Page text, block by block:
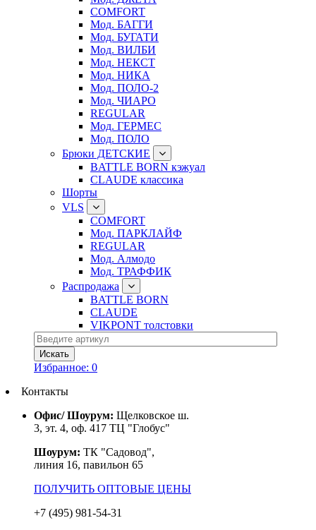
COMFORT
Мод. БАГГИ
Мод. БУГАТИ
Мод. ВИЛБИ
Мод. НЕКСТ
Мод. НИКА
Мод. ПОЛО-2
Мод. ЧИАРО
REGULAR
Мод. ГЕРМЕС
Мод. ПОЛО
Брюки ДЕТСКИЕ
BATTLE BORN кэжуал
CLAUDE классика
Шорты
VLS
COMFORT
Мод. ПАРКЛАЙФ
REGULAR
Мод. Алмодо
Мод. ТРАФФИК
Распродажа
BATTLE BORN
CLAUDE
VIKPONT толстовки
Избранное: 0
Контакты
Офис/ Шоурум: Щелковское ш.
3, эт. 4, оф. 417 ТЦ "Глобус"
Шоурум: ТК "Садовод",
линия 16, павильон 65
ПОЛУЧИТЬ ОПТОВЫЕ ЦЕНЫ
+7 (495) 981-54-31